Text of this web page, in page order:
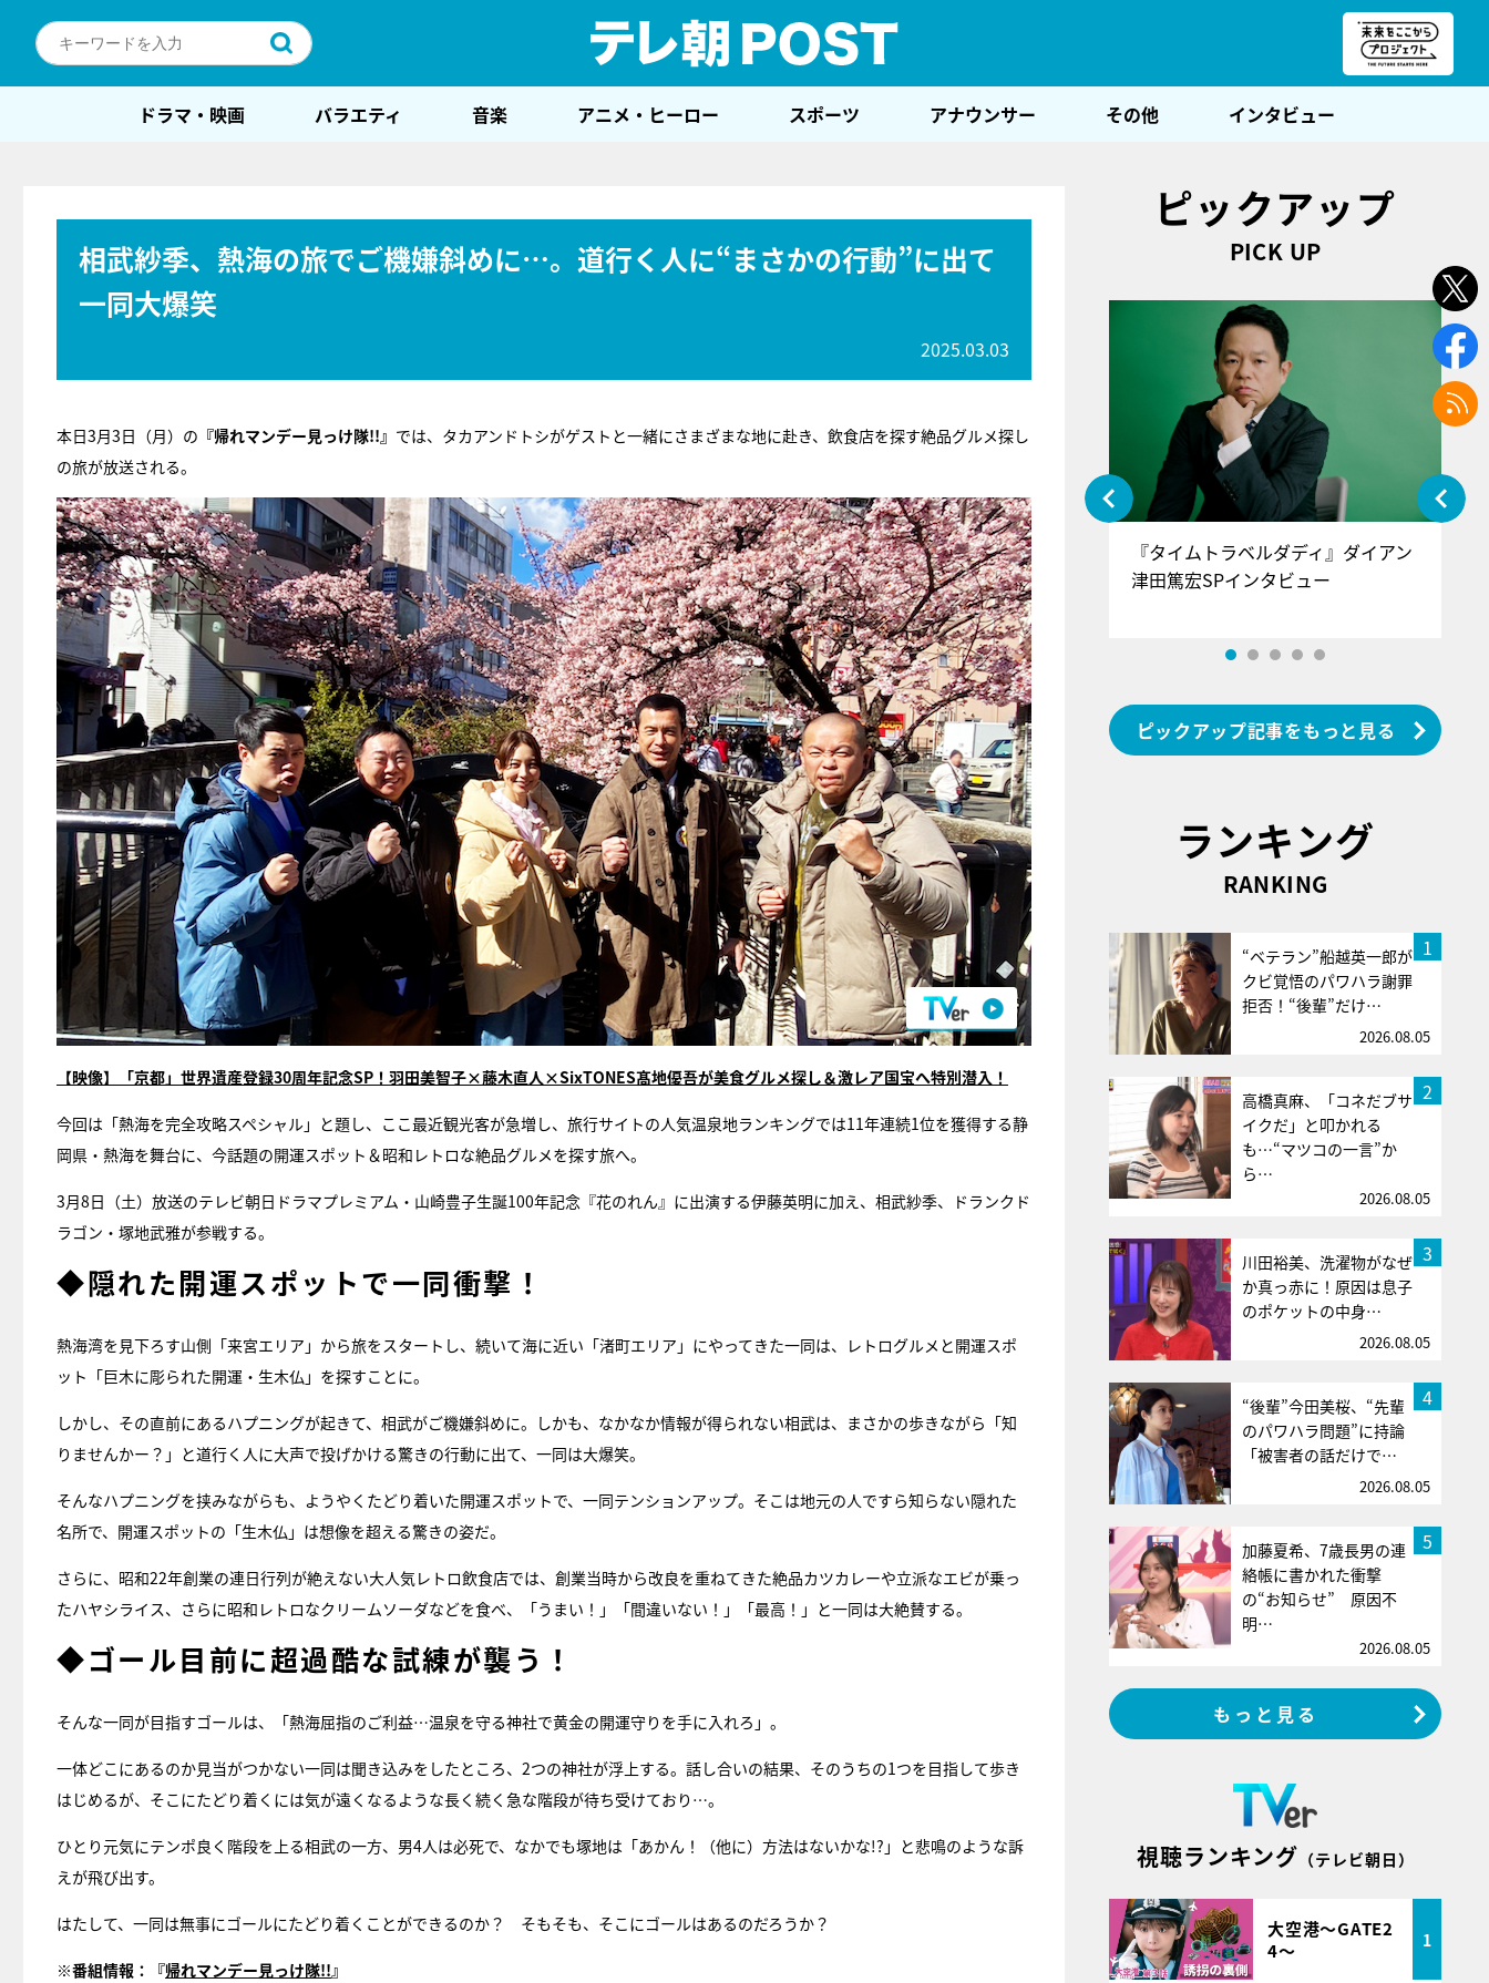
ドラマ・映画 バラエティ 音楽 アニメ・ヒーロー スポーツ アナウンサー その他 インタビュー
相武紗季、熱海の旅でご機嫌斜めに…。道行く人に“まさかの行動”に出て
一同大爆笑
2025.03.03
本日3月3日（月）の 『帰れマンデー見っけ隊!!』 では、タカアンドトシがゲストと一緒にさまざまな地に赴き、飲食店を探す絶品グルメ探し
の旅が放送される。
【映像】「京都」世界遺産登録30周年記念SP！羽田美智子×藤木直人×SixTONES髙地優吾が美食グルメ探し＆激レア国宝へ特別潜入！
今回は「熱海を完全攻略スペシャル」と題し、ここ最近観光客が急増し、旅行サイトの人気温泉地ランキングでは11年連続1位を獲得する静
岡県・熱海を舞台に、今話題の開運スポット＆昭和レトロな絶品グルメを探す旅へ。
3月8日（土）放送のテレビ朝日ドラマプレミアム・山崎豊子生誕100年記念『花のれん』に出演する伊藤英明に加え、相武紗季、ドランクド
ラゴン・塚地武雅が参戦する。
◆隠れた開運スポットで一同衝撃！
熱海湾を見下ろす山側「来宮エリア」から旅をスタートし、続いて海に近い「渚町エリア」にやってきた一同は、レトログルメと開運スポ
ット「巨木に彫られた開運・生木仏」を探すことに。
しかし、その直前にあるハプニングが起きて、相武がご機嫌斜めに。しかも、なかなか情報が得られない相武は、まさかの歩きながら「知
りませんかー？」と道行く人に大声で投げかける驚きの行動に出て、一同は大爆笑。
そんなハプニングを挟みながらも、ようやくたどり着いた開運スポットで、一同テンションアップ。そこは地元の人ですら知らない隠れた
名所で、開運スポットの「生木仏」は想像を超える驚きの姿だ。
さらに、昭和22年創業の連日行列が絶えない大人気レトロ飲食店では、創業当時から改良を重ねてきた絶品カツカレーや立派なエビが乗っ
たハヤシライス、さらに昭和レトロなクリームソーダなどを食べ、「うまい！」「間違いない！」「最高！」と一同は大絶賛する。
◆ゴール目前に超過酷な試練が襲う！
そんな一同が目指すゴールは、「熱海屈指のご利益…温泉を守る神社で黄金の開運守りを手に入れろ」。
一体どこにあるのか見当がつかない一同は聞き込みをしたところ、2つの神社が浮上する。話し合いの結果、そのうちの1つを目指して歩き
はじめるが、そこにたどり着くには気が遠くなるような長く続く急な階段が待ち受けており…。
ひとり元気にテンポ良く階段を上る相武の一方、男4人は必死で、なかでも塚地は「あかん！（他に）方法はないかな!?」と悲鳴のような訴
えが飛び出す。
はたして、一同は無事にゴールにたどり着くことができるのか？ そもそも、そこにゴールはあるのだろうか？
※番組情報：『帰れマンデー見っけ隊!!』
ピックアップ
PICK UP
『アイ＝ラブ！げーみんぐ』＝LOV
E齋藤樹愛羅＆佐々木舞香SPインタ
ビュー
『タイムトラベルダディ』ダイアン
津田篤宏SPインタビュー
ピックアップ記事をもっと見る
ランキング
RANKING
1
“ベテラン”船越英一郎が
クビ覚悟のパワハラ謝罪
拒否！“後輩”だけ…
2026.08.05
2
高橋真麻、「コネだブサ
イクだ」と叩かれる
も…“マツコの一言”か
ら…
2026.08.05
3
川田裕美、洗濯物がなぜ
か真っ赤に！原因は息子
のポケットの中身…
2026.08.05
4
“後輩”今田美桜、“先輩
のパワハラ問題”に持論
「被害者の話だけで…
2026.08.05
5
加藤夏希、7歳長男の連
絡帳に書かれた衝撃
の“お知らせ” 原因不
明…
2026.08.05
もっと見る
視聴ランキング （テレビ朝日）
大空港～GATE2
4～
1